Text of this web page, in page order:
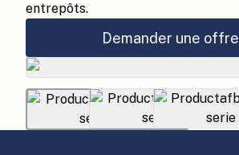
entrepôts.
Demander une offre